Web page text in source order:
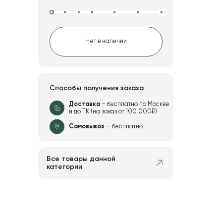
Нет в наличии
Способы получения заказа
Доставка– бесплатно по Москве
и до ТК (на заказ от 100 000₽)
Самовывоз— бесплатно
Все товары данной
категории